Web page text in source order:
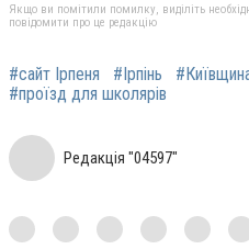
Якщо ви помітили помилку, виділіть
повідомити про це редакцію
#сайт Ірпеня #Ірпінь
#проїзд для школярів
Редакція "04597"